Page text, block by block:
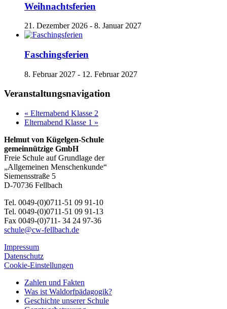
Weihnachtsferien
21. Dezember 2026 - 8. Januar 2027
Faschingsferien
8. Februar 2027 - 12. Februar 2027
Veranstaltungsnavigation
« Elternabend Klasse 2
Elternabend Klasse 1 »
Helmut von Kügelgen-Schule
gemeinnützige GmbH
Freie Schule auf Grundlage der
„Allgemeinen Menschenkunde“
Siemensstraße 5
D-70736 Fellbach
Tel. 0049-(0)0711-51 09 91-10
Tel. 0049-(0)0711-51 09 91-13
Fax 0049-(0)711- 34 24 97-36
schule@cw-fellbach.de
Impressum
Datenschutz
Cookie-Einstellungen
Zahlen und Fakten
Was ist Waldorfpädagogik?
Geschichte unserer Schule